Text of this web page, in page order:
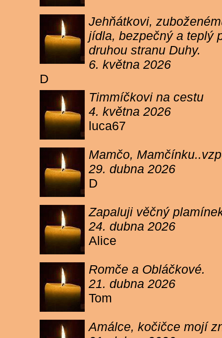
Jehňátkovi,
jídla, bezpečný a teplý
druhou stranu Duhy.
6. května 2026
D
Timmíčkovi na cestu
4. května 2026
luca67
Mamčo,
29. dubna 2026
D
Zapaluji věčný
24. dubna 2026
Alice
Romče a Obláčkové.
21. dubna 2026
Tom
Amálce, kočičce mojí